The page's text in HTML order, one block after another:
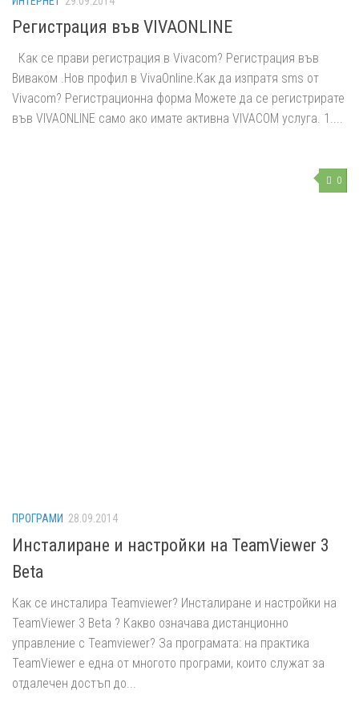
Регистрация във VIVAONLINE
Как се прави регистрация в Vivacom? Регистрация във
Виваком .Нов профил в VivaOnline.Как да изпратя sms от
Vivacom? Регистрационна форма Mожете да се регистрирате
във VIVAONLINE само ако имате активна VIVACOМ услуга. 1....
0
ПРОГРАМИ 28.09.2014
Инсталиране и настройки на TeamViewer 3
Beta
Как се инсталира Teamviewer? Инсталиране и настройки на
TeamViewer 3 Beta ? Какво означава дистанционно
управление с Teamviewer? За програмата: на практика
TeamViewer е една от многото програми, които служат за
отдалечен достъп до...